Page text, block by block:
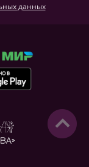
данных